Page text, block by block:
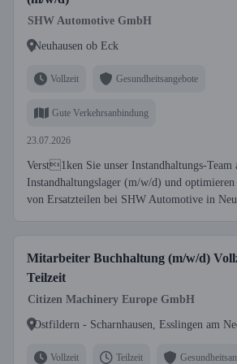
SHW Automotive GmbH
Neuhausen ob Eck
Vollzeit Gesundheitsangebote
Gute Verkehrsanbindung
23.07.2026
Verst1ken Sie unser Instandhaltungs-Team
Instandhaltungslager (m/w/d) und
von Ersatzteilen bei SHW Automotive in
Mitarbeiter Buchhaltung (m/w/d)
Teilzeit
Citizen Machinery Europe GmbH
Ostfildern - Scharnhausen, Esslingen am
Vollzeit Teilzeit